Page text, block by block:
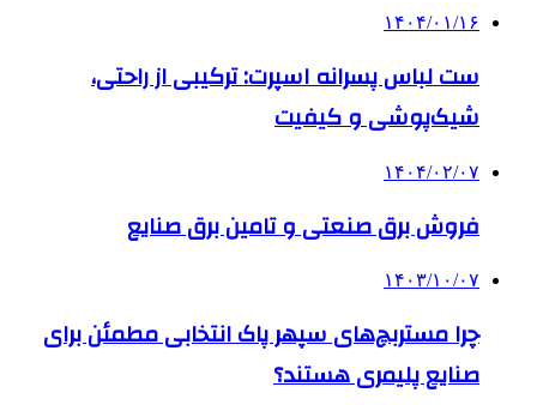
۱۴۰۴/۰۱/۱۶
ست لباس پسرانه اسپرت: ترکیبی از راحتی،
شیک‌پوشی و کیفیت
۱۴۰۴/۰۲/۰۷
فروش برق صنعتی و تامین برق صنایع
۱۴۰۳/۱۰/۰۷
چرا مستربچ‌های سپهر پاک انتخابی مطمئن برای
صنایع پلیمری هستند؟